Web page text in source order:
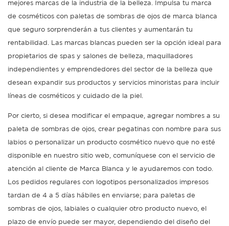
mejores marcas de la industria de la belleza. Impulsa tu marca
de cosméticos con paletas de sombras de ojos de marca blanca
que seguro sorprenderán a tus clientes y aumentarán tu
rentabilidad. Las marcas blancas pueden ser la opción ideal para
propietarios de spas y salones de belleza, maquilladores
independientes y emprendedores del sector de la belleza que
desean expandir sus productos y servicios minoristas para incluir
líneas de cosméticos y cuidado de la piel.
Por cierto, si desea modificar el empaque, agregar nombres a su
paleta de sombras de ojos, crear pegatinas con nombre para sus
labios o personalizar un producto cosmético nuevo que no esté
disponible en nuestro sitio web, comuníquese con el servicio de
atención al cliente de Marca Blanca y le ayudaremos con todo.
Los pedidos regulares con logotipos personalizados impresos
tardan de 4 a 5 días hábiles en enviarse; para paletas de
sombras de ojos, labiales o cualquier otro producto nuevo, el
plazo de envío puede ser mayor, dependiendo del diseño del